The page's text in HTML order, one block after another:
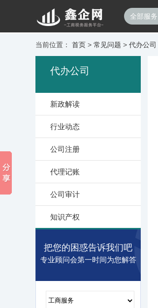
全部服务
当前位置： 首页 > 常见问题 > 代办公司
代办公司
新政解读
行业动态
公司注册
代理记账
公司审计
知识产权
把您的困惑告诉我们吧
专业顾问会第一时间为您解答